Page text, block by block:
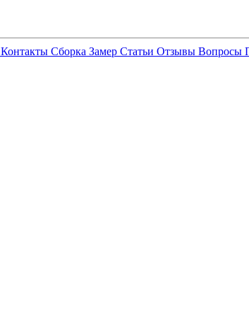
Контакты Сборка Замер Статьи Отзывы Вопросы